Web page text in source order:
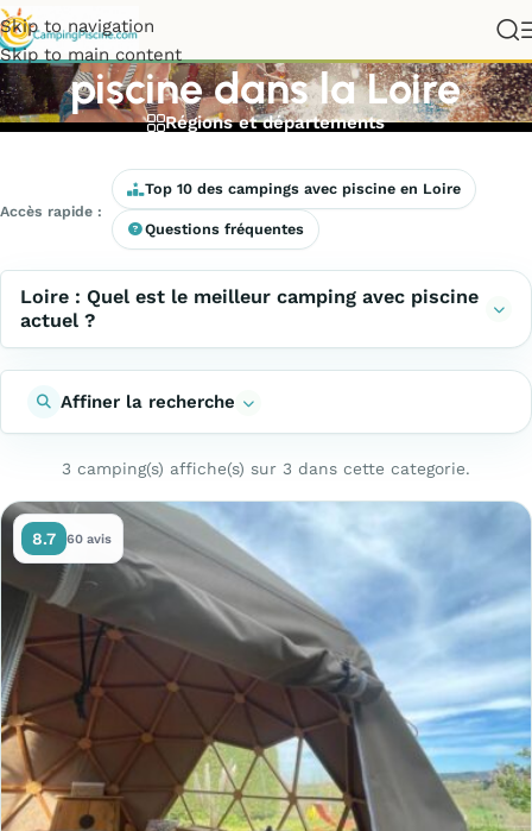
Skip to navigation
Skip to main content
Meilleurs campings avec
piscine dans la Loire
Régions et départements
Accès rapide :
Top 10 des campings avec piscine en Loire
Questions fréquentes
Loire : Quel est le meilleur camping avec piscine
actuel ?
Affiner la recherche
3 camping(s) affiche(s) sur 3 dans cette categorie.
8.7 60 avis